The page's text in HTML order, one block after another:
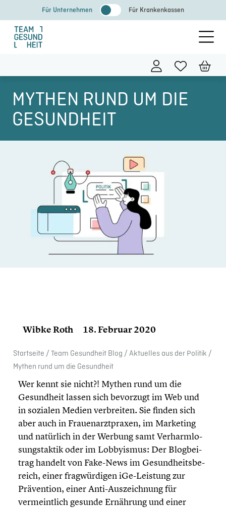
Inhalt
springen
Für Unternehmen Für Krankenkassen
MYTHEN RUND UM DIE
GESUNDHEIT
Wibke Roth 18. Februar 2020
Start­seite / Team Gesund­heit Blog / Aktuelles aus der Politik /
Mythen rund um die Gesund­heit
Wer kennt sie nicht?! Mythen rund um die
Gesund­heit lassen sich bevorzugt im Web und
in sozialen Medien verbrei­ten. Sie finden sich
aber auch in Frauen­arzt­pra­xen, im Marketing
und natürlich in der Werbung samt Verharm­lo­
sungs­tak­tik oder im Lobby­is­mus: Der Blogbei­
trag handelt von Fake-News im Gesund­heits­be­
reich, einer fragwür­di­gen iGe-Leistung zur
Präven­tion, einer Anti-Auszeichnung für
vermeint­lich gesunde Ernährung und einer